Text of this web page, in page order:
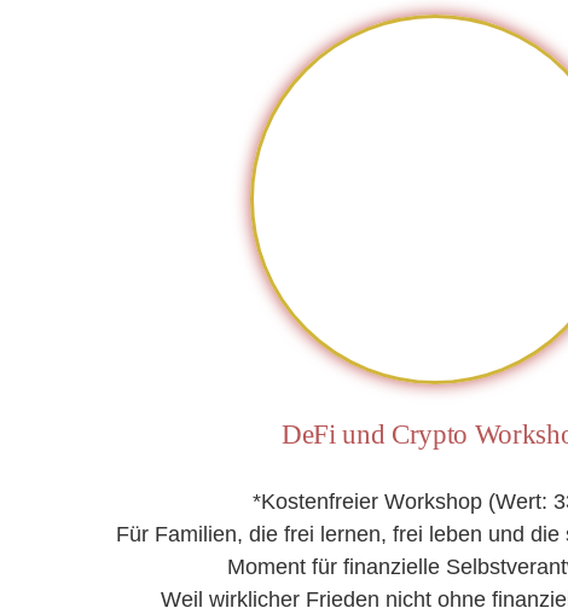
DeFi und Crypto
*Kostenfreier Workshop (Wert:
Für Familien, die frei lernen, frei leben und die
Moment für finanzielle
Weil wirklicher Frieden nicht ohne